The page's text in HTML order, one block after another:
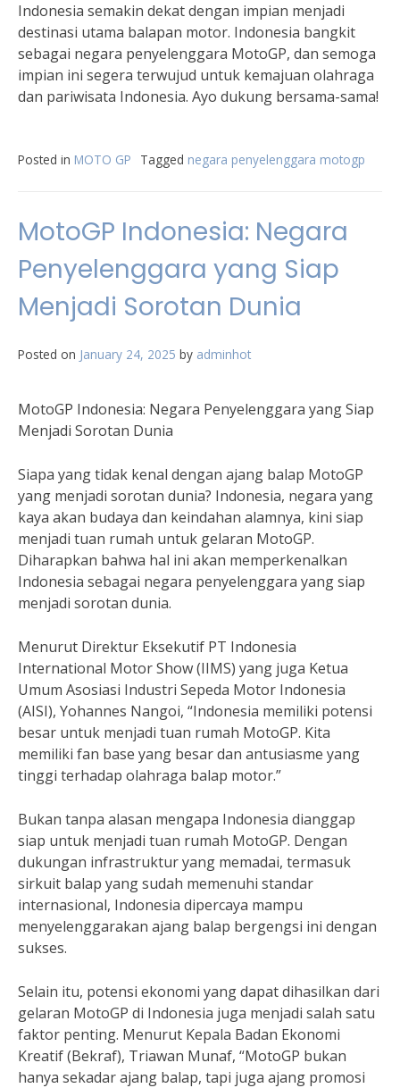
Indonesia semakin dekat dengan impian menjadi
destinasi utama balapan motor. Indonesia bangkit
sebagai negara penyelenggara MotoGP, dan semoga
impian ini segera terwujud untuk kemajuan olahraga
dan pariwisata Indonesia. Ayo dukung bersama-sama!
Posted in MOTO GP Tagged negara penyelenggara motogp
MotoGP Indonesia: Negara
Penyelenggara yang Siap
Menjadi Sorotan Dunia
Posted on January 24, 2025 by adminhot
MotoGP Indonesia: Negara Penyelenggara yang Siap
Menjadi Sorotan Dunia
Siapa yang tidak kenal dengan ajang balap MotoGP
yang menjadi sorotan dunia? Indonesia, negara yang
kaya akan budaya dan keindahan alamnya, kini siap
menjadi tuan rumah untuk gelaran MotoGP.
Diharapkan bahwa hal ini akan memperkenalkan
Indonesia sebagai negara penyelenggara yang siap
menjadi sorotan dunia.
Menurut Direktur Eksekutif PT Indonesia
International Motor Show (IIMS) yang juga Ketua
Umum Asosiasi Industri Sepeda Motor Indonesia
(AISI), Yohannes Nangoi, “Indonesia memiliki potensi
besar untuk menjadi tuan rumah MotoGP. Kita
memiliki fan base yang besar dan antusiasme yang
tinggi terhadap olahraga balap motor.”
Bukan tanpa alasan mengapa Indonesia dianggap
siap untuk menjadi tuan rumah MotoGP. Dengan
dukungan infrastruktur yang memadai, termasuk
sirkuit balap yang sudah memenuhi standar
internasional, Indonesia dipercaya mampu
menyelenggarakan ajang balap bergengsi ini dengan
sukses.
Selain itu, potensi ekonomi yang dapat dihasilkan dari
gelaran MotoGP di Indonesia juga menjadi salah satu
faktor penting. Menurut Kepala Badan Ekonomi
Kreatif (Bekraf), Triawan Munaf, “MotoGP bukan
hanya sekadar ajang balap, tapi juga ajang promosi